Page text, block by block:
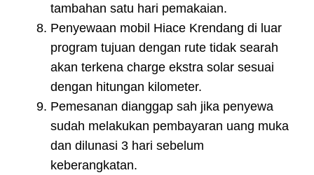
tambahan satu hari pemakaian.
Penyewaan mobil Hiace Krendang di luar
program tujuan dengan rute tidak searah
akan terkena charge ekstra solar sesuai
dengan hitungan kilometer.
Pemesanan dianggap sah jika penyewa
sudah melakukan pembayaran uang muka
dan dilunasi 3 hari sebelum
keberangkatan.